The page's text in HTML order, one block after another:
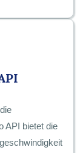
API bietet die